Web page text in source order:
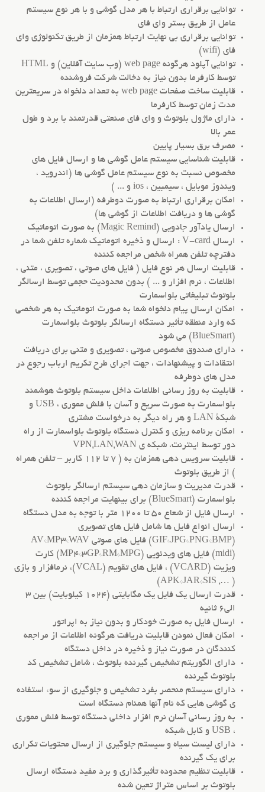
توانایی برقراری ارتباط با هر مدل گوشی و با هر نوع سیستم
عامل از طریق بستر وای فای
توانایی برقراری بی نهایت ارتباط همزمان از طریق تکنولوژی وای
فای (wifi)
توانایی آپلود هرگونه web page (وب سایت آفلاین) و HTML
توسط کارفرما بدون نیاز به دخالت شرکت فروشنده
قابلیت ساخت صفحات web page به تعداد دلخواه در سریعترین
مدت زمان توسط کارفرما
دارای ماژول بلوتوث و وای فای صنعتی قدرتمند با برد و طول
عمر بالا
مصرف برق بسیار پایین
قابلیت شناسایی سیستم عامل گوشی ها و ارسال فایل های
مخصوص نسبت به نوع سیستم عامل گوشی ها (اندروید ،
ویندوز موبایل ، سیمبین ، ios و ... )
امکان برقراری ارتباط به صورت دوطرفه (ارسال اطلاعات به
گوشی ها و دریافت اطلاعات از گوشی ها)
ارسال یادآور جادویی (Magic Remind) به صورت اتوماتیک
ارسال V-card : ارسال و ذخیره اتوماتیک شماره تلفن شما در
دفترچه تلفن همراه شخص مراجعه کننده
قابلیت ارسال هر نوع فایل ( فایل های صوتی ، تصویری ، متنی ،
اطلاعات ، نرم افزار و ... ) بدون محدودیت حجمی توسط ارسالگر
بلوتوث تبلیغاتی بلواسمارت
امکان ارسال پیام دلخواه شما به صورت اتوماتیک به هر شخصی
که وارد منطقه تأثیر دستگاه ارسالگر بلوتوث بلواسمارت
(BlueSmart) می شود
دارای صندوق مخصوص صوتی ، تصویری و متنی برای دریافت
انتقادات و پیشنهادات ، جهت اجرای طرح تکریم ارباب رجوع در
مدل های دوطرفه
قابلیت به روز رسانی اطلاعات داخل سیستم بلوتوث هوشمند
بلواسمارت به صورت سریع و آسان با فلش مموری ، USB و
شبکۀ LAN و هر راه دیگر به درخواست مشتری
امکان برنامه ریزی و کنترل دستگاه بلوتوث بلواسمارت از راه
دور توسط اینترنت، شبکه ی VPN,LAN,WAN
قابلیت سرویس دهی همزمان به ( 7 تا 112 کاربر – تلفن همراه
) از طریق بلوتوث
قدرت مدیریت و سازمان دهی سیستم ارسالگر بلوتوث
بلواسمارت (BlueSmart) برای بینهایت مراجعه کننده
ارسال فایل از شعاع 50 تا 1200 متر با توجه به مدل دستگاه
ارسال انواع فایل ها شامل فایل های تصویری
(GIF*JPG*PNG*BMP) فایل های صوتی AV*MP3*WAV
(midi) فایل های ویدئویی (MP4*3GP*RM*MPG) کارت
ویزیت (VCARD) ، فایل های تقویم (VCAL)، نرمافزار و بازی
( …, APK*JAR*SIS)
قدرت ارسال یک فایل یک مگابایتی (1024 کیلوبایت) بین 3
الی6 ثانیه
ارسال فایل به صورت خودکار و بدون نیاز به اپراتور
امکان فعال نمودن قابلیت دریافت هرگونه اطلاعات از مراجعه
کنندگان در صورت نیاز و ذخیره در داخل دستگاه
دارای الگوریتم تشخیص گیرنده بلوتوث ، شامل تشخیص کد
بلوتوث گیرنده
دارای سیستم منحصر بفرد تشخیص و جلوگیری از سوء استفاده
ی گوشی هایی که نام آنها همنام دستگاه است
به روز رسانی آسان نرم افزار داخلی دستگاه توسط فلش مموری
، USB و کابل شبکه
دارای لیست سیاه و سیستم جلوگیری از ارسال محتویات تکراری
برای یک گیرنده
قابلیت تنظیم محدوده تأثیرگذاری و برد مفید دستگاه ارسال
بلوتوث بر اساس متراژ تعین شده